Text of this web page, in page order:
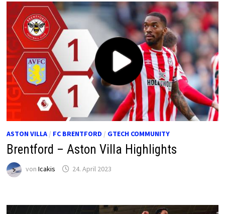
ASTON VILLA/ FC BRENTFORD / GTECH COMMUNITY
Brentford – Aston Villa Highlights
von Icakis 24. April 2023